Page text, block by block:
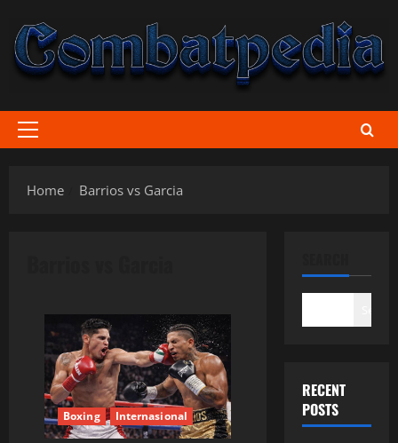
content
Primary
Home
Barrios vs Garcia
Boxing Internasional
RECENT
POSTS